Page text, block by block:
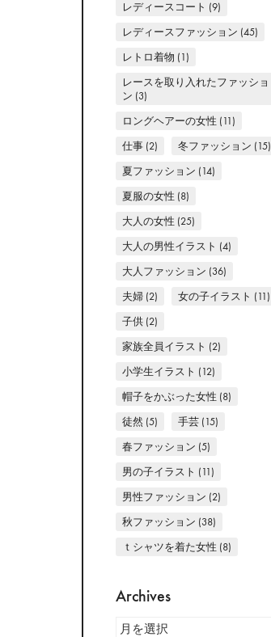
レディースコート (9)
レディースファッション (45)
レトロ着物 (1)
レースを取り入れたファッショ
ン (3)
ロングヘアーの女性 (11)
仕事(2) 冬ファッション (15)
夏ファッション (14)
夏服の女性 (8)
大人の女性 (25)
大人の男性イラスト (4)
大人ファッション (36)
夫婦(2) 女の子イラスト (11)
子供(2)
家族全員イラスト (2)
小学生イラスト (12)
帽子をかぶった女性 (8)
徒然(5) 手芸(15)
春ファッション (5)
男の子イラスト (11)
男性ファッション (2)
秋ファッション (38)
ｔシャツを着た女性 (8)
Archives
Archives